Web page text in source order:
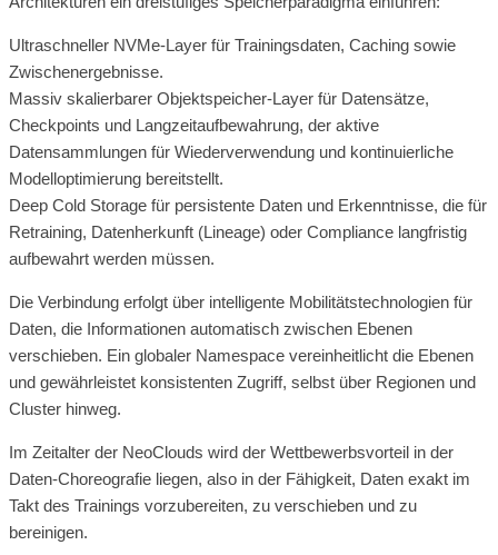
Ultraschneller NVMe-Layer für Trainingsdaten, Caching sowie
Zwischenergebnisse.
Massiv skalierbarer Objektspeicher-Layer für Datensätze,
Checkpoints und Langzeitaufbewahrung, der aktive
Datensammlungen für Wiederverwendung und kontinuierliche
Modelloptimierung bereitstellt.
Deep Cold Storage für persistente Daten und Erkenntnisse, die für
Retraining, Datenherkunft (Lineage) oder Compliance langfristig
aufbewahrt werden müssen.
Die Verbindung erfolgt über intelligente Mobilitätstechnologien für
Daten, die Informationen automatisch zwischen Ebenen
verschieben. Ein globaler Namespace vereinheitlicht die Ebenen
und gewährleistet konsistenten Zugriff, selbst über Regionen und
Cluster hinweg.
Im Zeitalter der NeoClouds wird der Wettbewerbsvorteil in der
Daten-Choreografie liegen, also in der Fähigkeit, Daten exakt im
Takt des Trainings vorzubereiten, zu verschieben und zu
bereinigen.